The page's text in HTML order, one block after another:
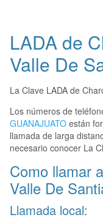
LADA de
Valle De
La Clave LADA de
Los números de
GUANAJUATO están
llamada de larga
necesario conocer La
Como llamar
Valle De
Llamada local: